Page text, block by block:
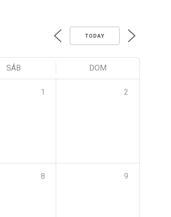
TODAY
SÁB DOM
1 2
8 9